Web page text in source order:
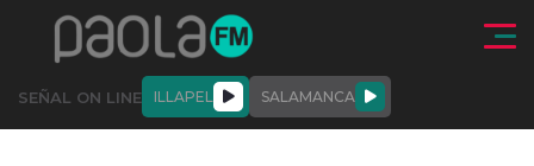
Click acá para ir directamente al contenido
SEÑAL ON LINE ILLAPEL SALAMANCA